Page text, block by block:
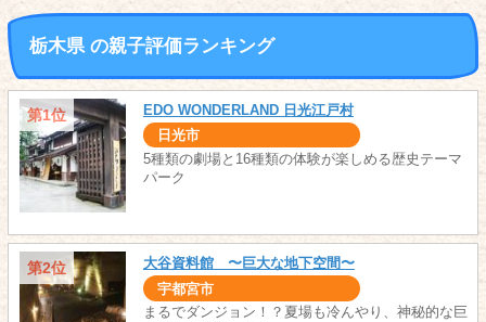
栃木県 の親子評価ランキング
第1位 EDO WONDERLAND 日光江戸村
日光市
5種類の劇場と16種類の体験が楽しめる歴史テーマ
パーク
第2位 大谷資料館 〜巨大な地下空間〜
宇都宮市
まるでダンジョン！？夏場も冷んやり、神秘的な巨